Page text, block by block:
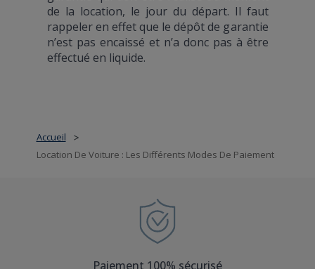
Accueil >
Location De Voiture : Les Différents Modes De Paiement
de la location, le jour du départ. Il faut
rappeler en effet que le dépôt de garantie
n’est pas encaissé et n’a donc pas à être
effectué en liquide.
Paiement 100% sécurisé